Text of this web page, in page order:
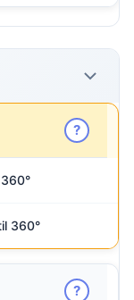
?
360°
?